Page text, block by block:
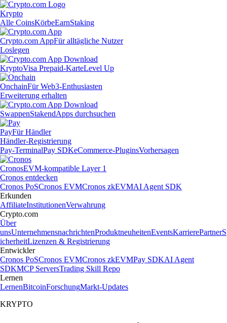
Krypto
Alle CoinsKörbeEarnStaking
Crypto.com AppFür alltägliche Nutzer
Loslegen
KryptoVisa Prepaid-KarteLevel Up
OnchainFür Web3-Enthusiasten
Erweiterung erhalten
SwappenStakendApps durchsuchen
PayFür Händler
Händler-Registrierung
Pay-TerminalPay SDKeCommerce-PluginsVorhersagen
CronosEVM-kompatible Layer 1
Cronos entdecken
Cronos PoSCronos EVMCronos zkEVMAI Agent SDK
Erkunden
AffiliateInstitutionenVerwahrung
Crypto.com
Über
unsUnternehmensnachrichtenProduktneuheitenEventsKarrierePartnerS
icherheitLizenzen & Registrierung
Entwickler
Cronos PoSCronos EVMCronos zkEVMPay SDKAI Agent
SDKMCP ServersTrading Skill Repo
Lernen
LernenBitcoinForschungMarkt-Updates
KRYPTO